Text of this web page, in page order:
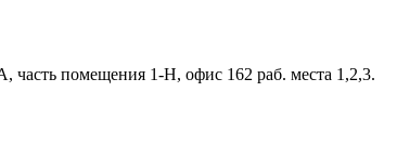
часть помещения 1-Н, офис 162 раб. места 1,2,3.